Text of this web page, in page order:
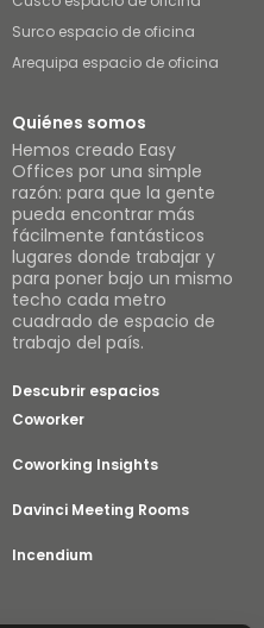
Surco espacio de oficina
Arequipa espacio de oficina
Quiénes somos
Hemos creado Easy
Offices por una simple
razón: para que la gente
pueda encontrar más
fácilmente fantásticos
lugares donde trabajar y
para poner bajo un mismo
techo cada metro
cuadrado de espacio de
trabajo del país.
Descubrir espacios
Coworker
Coworking Insights
Davinci Meeting Rooms
Incendium